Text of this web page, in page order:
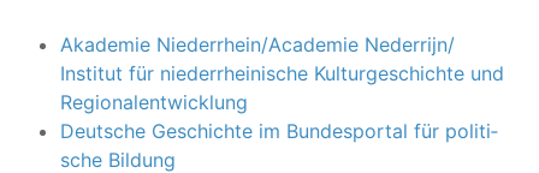
Aka­de­mie Niederrhein/​Academie Nederrijn/​
Institut für nie­der­rhei­ni­sche Kul­tur­ge­schich­te und
Regionalentwicklung
Deut­sche Geschich­te im Bun­des­por­tal für poli­ti­
sche Bildung